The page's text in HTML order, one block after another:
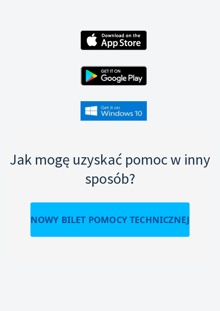
Jak mogę uzyskać pomoc w inny
sposób?
NOWY BILET POMOCY TECHNICZNEJ